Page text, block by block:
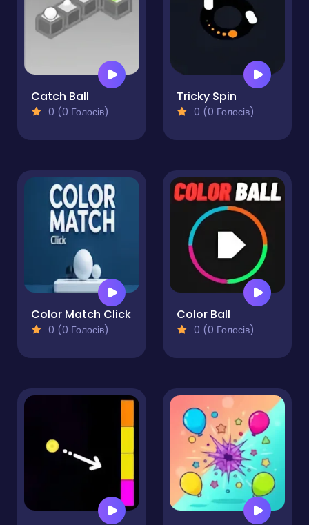
Catch Ball
0 (0 Голосів)
Tricky Spin
0 (0 Голосів)
Color Match Click
0 (0 Голосів)
Color Ball
0 (0 Голосів)